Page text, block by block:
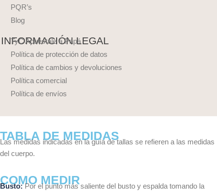
PQR’s
Blog
INFORMACIÓN LEGAL
TyC Apuéstale a Papá
Política de protección de datos
Política de cambios y devoluciones
Política comercial
Política de envíos
TABLA DE MEDIDAS
Las medidas indicadas en la guía de tallas se refieren a las medidas
del cuerpo.
COMO MEDIR
Busto: Por el punto más saliente del busto y espalda tomando la